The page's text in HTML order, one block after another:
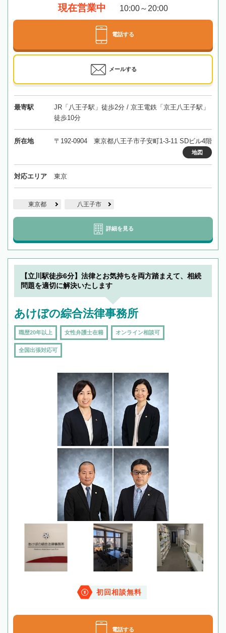
現在営業中 10:00～20:00
電話する
メールする
最寄駅
JR「八王子駅」徒歩2分 / 京王電鉄「京王八王子駅」
徒歩10分
所在地 〒192-0904 東京都八王子市子安町1-3-11 SDビル4階
地図
対応エリア 東京
東京都 八王子市
詳細を見る
【立川駅徒歩6分】法律とお気持ちを両方踏まえて、相続
問題を適切に解決いたします
あけぼの綜合法律事務所
職歴20年以上 女性弁護士在籍 オンライン相談可
全国出張対応可
初回相談無料
電話する